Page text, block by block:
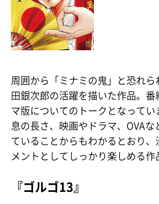
周囲から「ミナミの鬼」と恐れ
田銀次郎の活躍を描いた作品。
マ版についてのトークとなって
息の長さ、映画やドラマ、OVA
ていることからもわかるとおり
メントとしてしっかり楽しめる作
『ゴルゴ13』